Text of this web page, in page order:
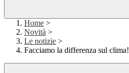
Home >
Novità >
Le notizie >
Facciamo la differenza sul clima!